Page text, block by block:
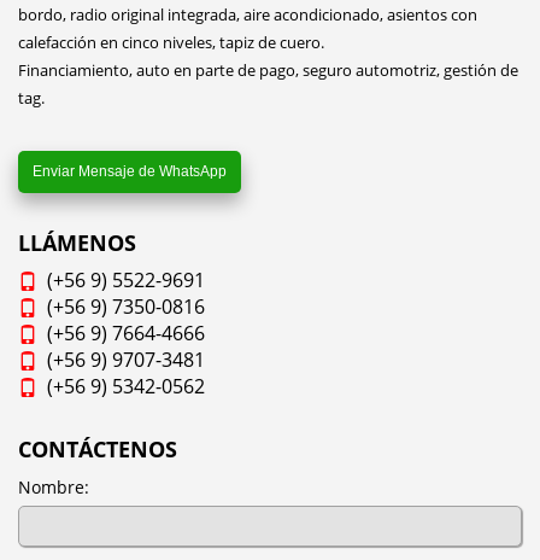
bordo, radio original integrada, aire acondicionado, asientos con
calefacción en cinco niveles, tapiz de cuero.
Financiamiento, auto en parte de pago, seguro automotriz, gestión de
tag.
Enviar Mensaje de WhatsApp
LLÁMENOS
(+56 9) 5522-9691
(+56 9) 7350-0816
(+56 9) 7664-4666
(+56 9) 9707-3481
(+56 9) 5342-0562
CONTÁCTENOS
Nombre: